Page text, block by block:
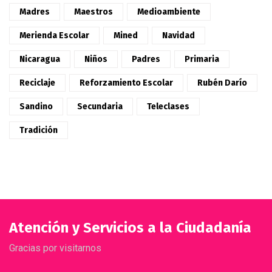
Madres Maestros Medioambiente
Merienda Escolar Mined Navidad
Nicaragua Niños Padres Primaria
Reciclaje Reforzamiento Escolar Rubén Darío
Sandino Secundaria Teleclases
Tradición
Atención y Servicios a la Ciudadanía
Gracias por visitarnos